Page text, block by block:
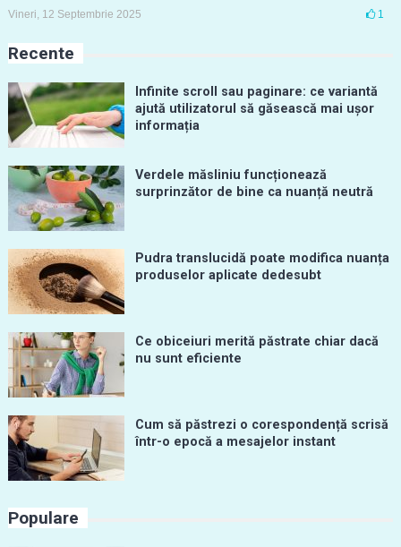
Vineri, 12 Septembrie 2025 1
Recente
Infinite scroll sau paginare: ce variantă
ajută utilizatorul să găsească mai ușor
informația
Verdele măsliniu funcționează
surprinzător de bine ca nuanță neutră
Pudra translucidă poate modifica nuanța
produselor aplicate dedesubt
Ce obiceiuri merită păstrate chiar dacă
nu sunt eficiente
Cum să păstrezi o corespondență scrisă
într-o epocă a mesajelor instant
Populare